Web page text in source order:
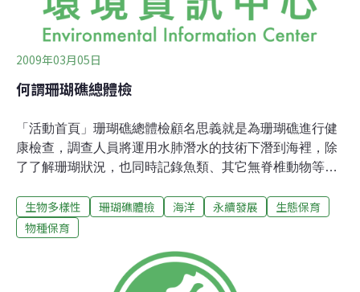
2009年03月05日
何謂珊瑚礁總體檢
「活動首頁」珊瑚礁總體檢顧名思義就是為珊瑚礁進行健
康檢查，調查人員將運用水肺潛水的技術下潛到海裡，除
了了解珊瑚狀況，也同時記錄魚類、其它無脊椎動物等週
瑚礁總體檢行動，最特別的在於調查是以在地的潛水業者
與潛水員作為主力，而非一般科學研究人員。Reef Check
1997年發起的全球的體檢行動，當時是為了對全球珊瑚礁
進行現況調查，提供科學上的數據，證實珊瑚礁已受到過
生物多樣性 珊瑚礁體檢 海洋 永續發展
生態保育
物種保育